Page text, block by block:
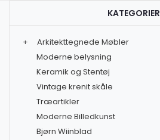
KATEGORIER
+
Arkitekttegnede Møbler
Moderne belysning
Keramik og Stentøj
Vintage krenit skåle
Træartikler
Moderne Billedkunst
Bjørn Wiinblad